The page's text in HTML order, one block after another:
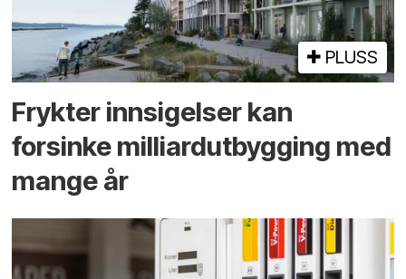
PLUSS
Frykter innsigelser kan
forsinke milliard­utbygging med
mange år